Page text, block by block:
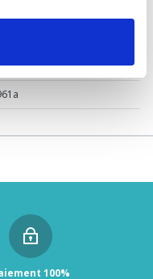
P Pro
100%